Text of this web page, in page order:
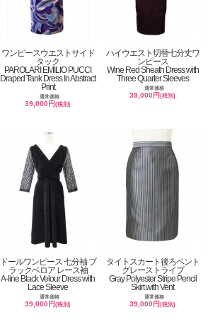
ワンピースウエストサイド
タック
PAROLARI EMILIO PUCCI
Draped Tank Dress In Abstract
Print
通常価格
39,000円(税別)
ハイウエスト切替七分丈ワ
ンピース
Wine Red Sheath Dress with
Three Quarter Sleeves
通常価格
39,000円(税別)
ドールワンピース 七分袖 ブ
ラックベロア レース袖
A-line Black Velour Dress with
Lace Sleeve
通常価格
39,000円(税別)
タイトスカート後ろベント
グレーストライプ
Gray Polyester Stripe Pencil
Skirt with Vent
通常価格
39,000円(税別)